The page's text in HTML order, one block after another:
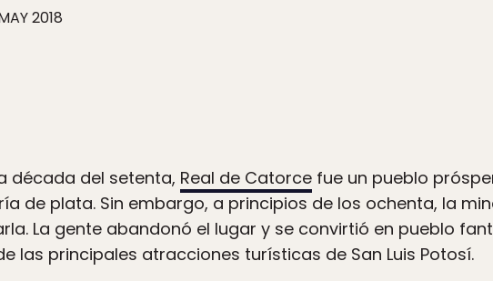
2018
década del setenta, Real de Catorce fue un pueblo
de plata. Sin embargo, a principios de los ochenta, la
La gente abandonó el lugar y se convirtió en pueblo
las principales atracciones turísticas de San Luis Potosí.